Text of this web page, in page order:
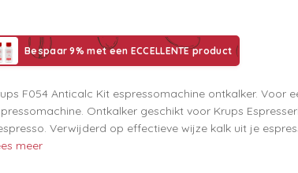
Bespaar 9% met een ECCELLENTE product
F054 Anticalc Kit espressomachine ontkalker. Voor
Ontkalker geschikt voor Krups
Verwijderd op effectieve wijze kalk uit je
meer